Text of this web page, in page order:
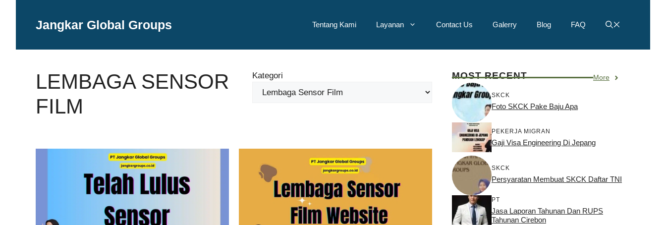
Jangkar Global Groups Tentang Kami Layanan Contact Us Galerry Blog FAQ
LEMBAGA SENSOR
FILM
Kategori MOST RECENT More
SKCK
Foto SKCK Pake Baju Apa
PEKERJA MIGRAN
Gaji Visa Engineering Di Jepang
SKCK
Persyaratan Membuat SKCK Daftar TNI
PT
Jasa Laporan Tahunan Dan RUPS
Tahunan Cirebon